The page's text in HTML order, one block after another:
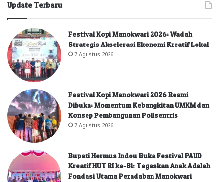
Update Terbaru
Festival Kopi Manokwari 2026: Wadah
Strategis Akselerasi Ekonomi Kreatif Lokal
7 Agustus 2026
Festival Kopi Manokwari 2026 Resmi
Dibuka: Momentum Kebangkitan UMKM dan
Konsep Pembangunan Polisentris
7 Agustus 2026
Bupati Hermus Indou Buka Festival PAUD
Kreatif HUT RI ke-81: Tegaskan Anak Adalah
Fondasi Utama Peradaban Manokwari